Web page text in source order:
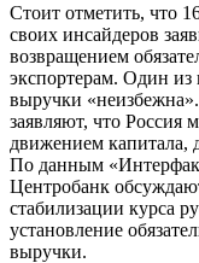
Стоит отметить, что
своих инсайдеров
возвращением
экспортерам. Один
выручки
заявляют, что Россия
движением капитала,
По данным
Центробанк
стабилизации курса
установление
выручки.